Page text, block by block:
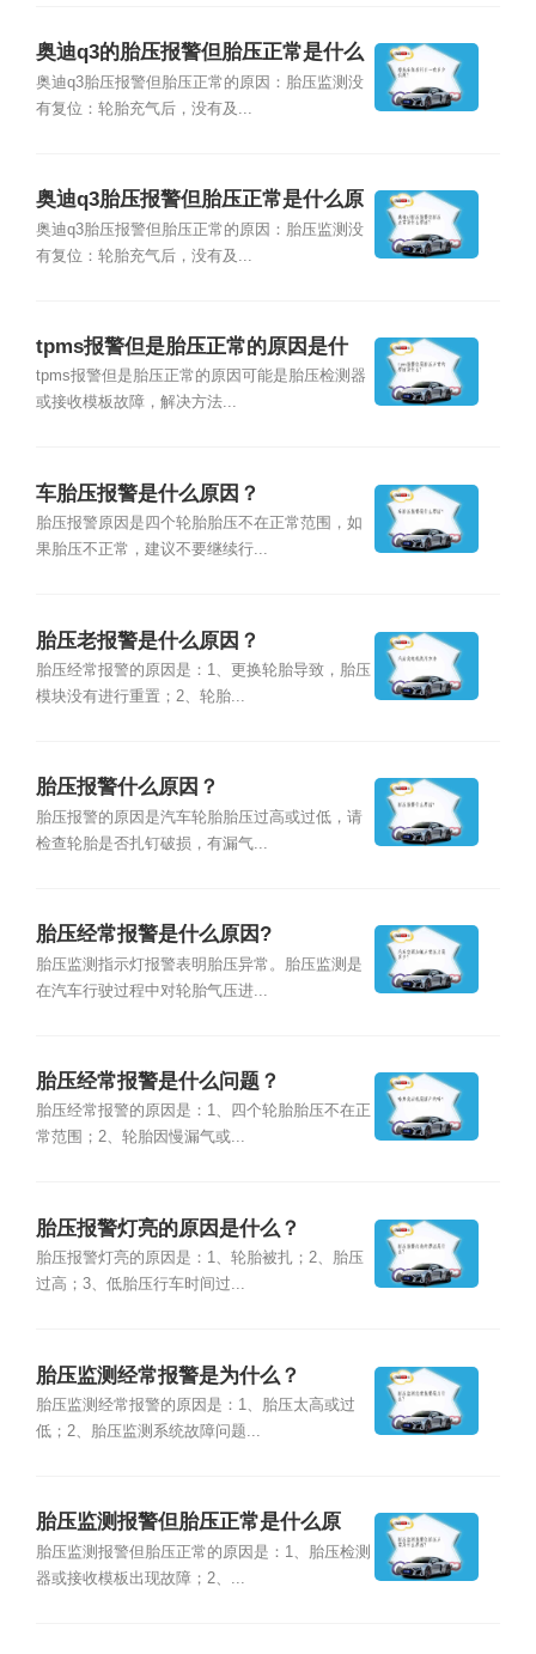
奥迪q3的胎压报警但胎压正常是什么
原因？
奥迪q3胎压报警但胎压正常的原因：胎压监测没
有复位：轮胎充气后，没有及...
奥迪q3胎压报警但胎压正常是什么原
因？
奥迪q3胎压报警但胎压正常的原因：胎压监测没
有复位：轮胎充气后，没有及...
tpms报警但是胎压正常的原因是什
么？
tpms报警但是胎压正常的原因可能是胎压检测器
或接收模板故障，解决方法...
车胎压报警是什么原因？
胎压报警原因是四个轮胎胎压不在正常范围，如
果胎压不正常，建议不要继续行...
胎压老报警是什么原因？
胎压经常报警的原因是：1、更换轮胎导致，胎压
模块没有进行重置；2、轮胎...
胎压报警什么原因？
胎压报警的原因是汽车轮胎胎压过高或过低，请
检查轮胎是否扎钉破损，有漏气...
胎压经常报警是什么原因?
胎压监测指示灯报警表明胎压异常。胎压监测是
在汽车行驶过程中对轮胎气压进...
胎压经常报警是什么问题？
胎压经常报警的原因是：1、四个轮胎胎压不在正
常范围；2、轮胎因慢漏气或...
胎压报警灯亮的原因是什么？
胎压报警灯亮的原因是：1、轮胎被扎；2、胎压
过高；3、低胎压行车时间过...
胎压监测经常报警是为什么？
胎压监测经常报警的原因是：1、胎压太高或过
低；2、胎压监测系统故障问题...
胎压监测报警但胎压正常是什么原
因？
胎压监测报警但胎压正常的原因是：1、胎压检测
器或接收模板出现故障；2、...